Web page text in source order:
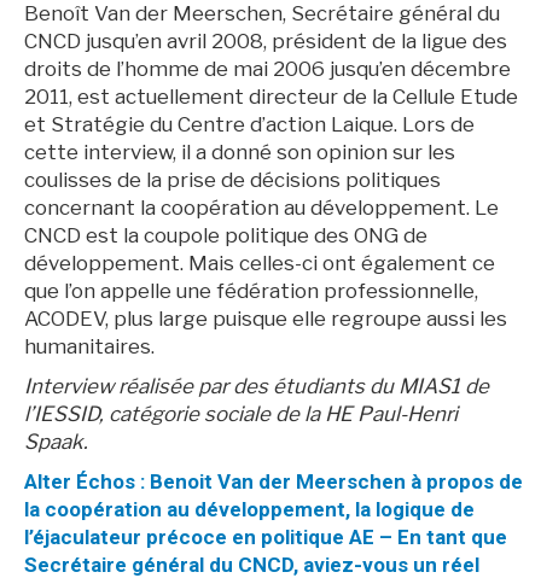
Benoît Van der Meerschen, Secrétaire général du
CNCD jusqu’en avril 2008, président de la ligue des
droits de l’homme de mai 2006 jusqu’en décembre
2011, est actuellement directeur de la Cellule Etude
et Stratégie du Centre d’action Laique. Lors de
cette interview, il a donné son opinion sur les
coulisses de la prise de décisions politiques
concernant la coopération au développement. Le
CNCD est la coupole politique des ONG de
développement. Mais celles-ci ont également ce
que l’on appelle une fédération professionnelle,
ACODEV, plus large puisque elle regroupe aussi les
humanitaires.
Interview réalisée par des étudiants du MIAS1 de
l’IESSID, catégorie sociale de la HE Paul-Henri
Spaak.
Alter Échos : Benoit Van der Meerschen à propos de
la coopération au développement, la logique de
l’éjaculateur précoce en politique AE – En tant que
Secrétaire général du CNCD, aviez-vous un réel